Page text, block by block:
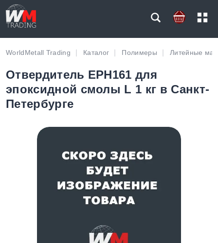
WorldMetall Trading Каталог Полимеры Литейные
Отвердитель EPH161 для
эпоксидной смолы L 1 кг в Санкт-
Петербурге